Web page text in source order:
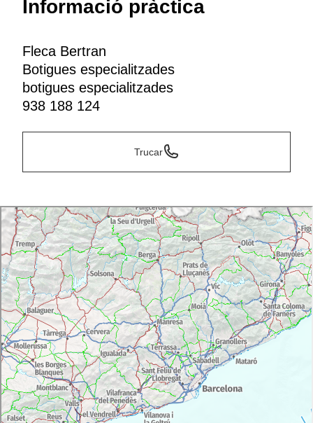
Informació pràctica
Fleca Bertran
Botigues especialitzades
botigues especialitzades
938 188 124
Trucar